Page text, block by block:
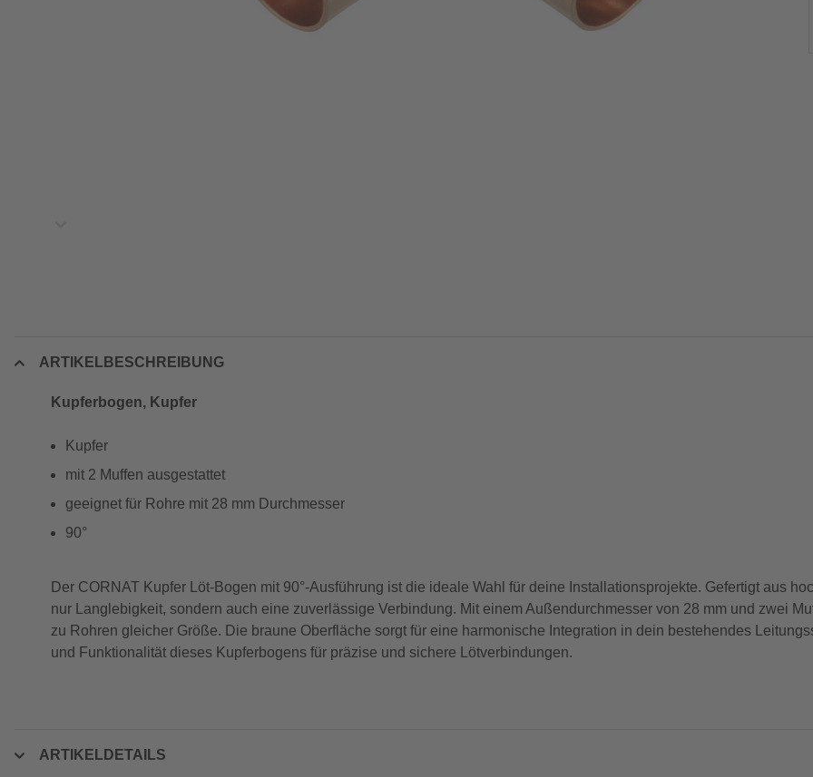
ARTIKELBESCHREIBUNG
Kupferbogen, Kupfer
Kupfer
mit 2 Muffen ausgestattet
geeignet für Rohre mit 28 mm Durchmesser
90°
Der CORNAT Kupfer Löt-Bogen mit 90°-Ausführung ist die ideale Wahl für deine Installationsprojekte. Gefertigt aus
nur Langlebigkeit, sondern auch eine zuverlässige Verbindung. Mit einem Außendurchmesser von 28 mm und zwei
zu Rohren gleicher Größe. Die braune Oberfläche sorgt für eine harmonische Integration in dein bestehendes
und Funktionalität dieses Kupferbogens für präzise und sichere Lötverbindungen.
ARTIKELDETAILS